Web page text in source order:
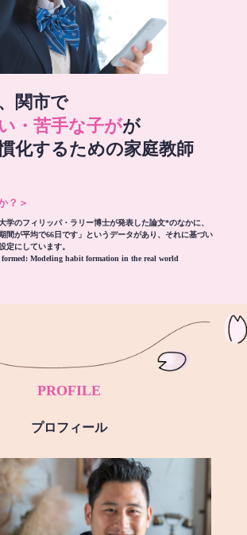
関市で
・苦手な子がが
化するための家庭教師
？＞
学のフィリッパ・ラリー博士が発表した論文*のなかに、
間が平均で66日です」というデータがあり、それに基づい
定にしています。
formed: Modeling habit formation in the real world
PROFILE
プロフィール